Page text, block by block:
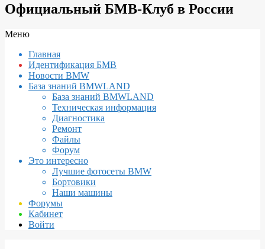
Официальный БМВ-Клуб в России
Вторичное
навигации
Меню
Главная
Идентификация БМВ
Новости BMW
База знаний BMWLAND
База знаний BMWLAND
Техническая информация
Диагностика
Ремонт
Файлы
Форум
Это интересно
Лучшие фотосеты BMW
Бортовики
Наши машины
Форумы
Кабинет
Войти